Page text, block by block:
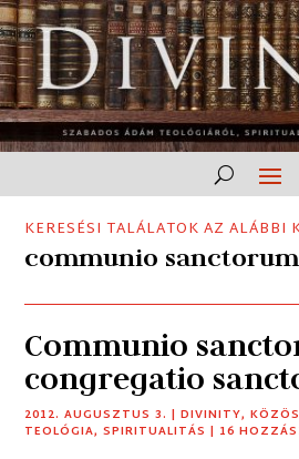
KERESÉSI TALÁLATOK AZ ALÁBBI
communio sanctorum
Communio
congregatio
2012. AUGUSZTUS 3. |DIVINITY,
TEOLÓGIA,SPIRITUALITÁS | 16